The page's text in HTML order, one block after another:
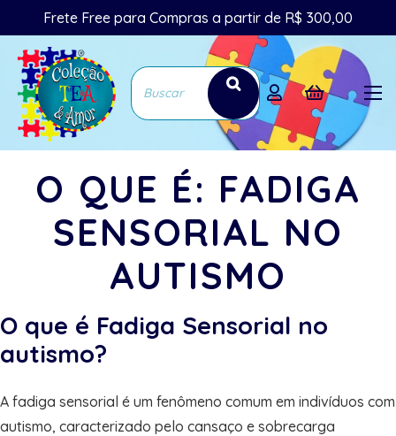
Frete Free para Compras a partir de R$ 300,00
O QUE É: FADIGA
SENSORIAL NO
AUTISMO
O que é Fadiga Sensorial no
autismo?
A fadiga sensorial é um fenômeno comum em indivíduos com
autismo, caracterizado pelo cansaço e sobrecarga